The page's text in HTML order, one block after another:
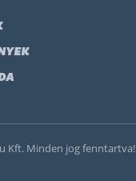
Kft. Minden jog fenntartva!